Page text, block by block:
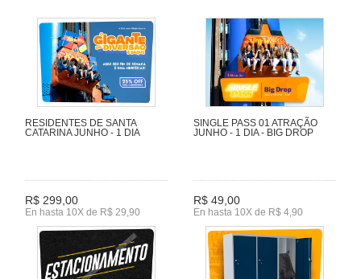
RESIDENTES DE SANTA
CATARINA JUNHO - 1 DIA
R$ 299,00
En hasta 10X de R$ 29,90
SINGLE PASS 01 ATRAÇÃO
JUNHO - 1 DIA - BIG DROP
R$ 49,00
En hasta 10X de R$ 4,90